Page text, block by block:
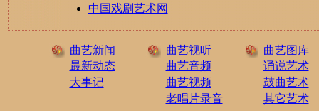
中国戏剧艺术网
曲艺新闻
最新动态
大事记
曲艺视听
曲艺音频
曲艺视频
老唱片录音
曲艺图库
诵说艺术
鼓曲艺术
其它艺术